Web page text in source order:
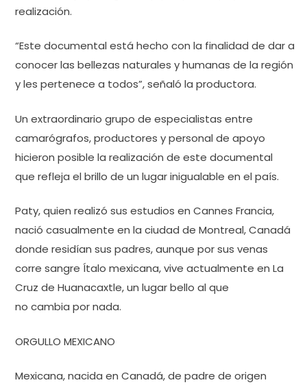
realización.
“Este documental está hecho con la finalidad de dar a
conocer las bellezas naturales y humanas de la región
y les pertenece a todos”, señaló la productora.
Un extraordinario grupo de especialistas entre
camarógrafos, productores y personal de apoyo
hicieron posible la realización de este documental
que refleja el brillo de un lugar inigualable en el país.
Paty, quien realizó sus estudios en Cannes Francia,
nació casualmente en la ciudad de Montreal, Canadá
donde residían sus padres, aunque por sus venas
corre sangre Ítalo mexicana, vive actualmente en La
Cruz de Huanacaxtle, un lugar bello al que
no cambia por nada.
ORGULLO MEXICANO
Mexicana, nacida en Canadá, de padre de origen